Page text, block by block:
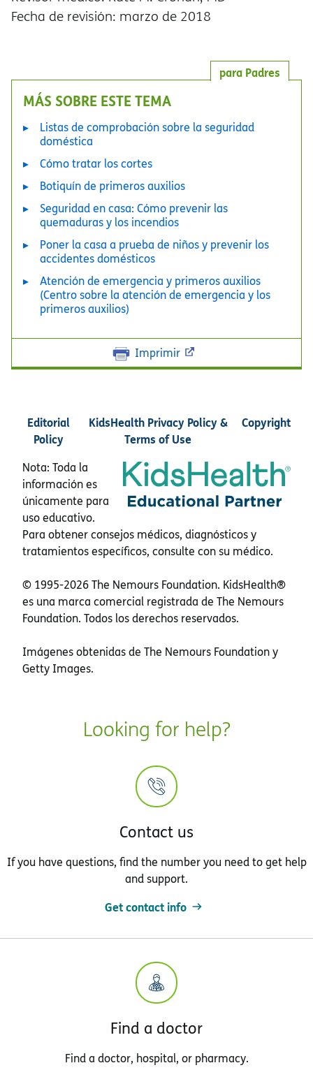
Fecha de revisión: marzo de 2018
para Padres
MÁS SOBRE ESTE TEMA
Listas de comprobación sobre la seguridad
doméstica
Cómo tratar los cortes
Botiquín de primeros auxilios
Seguridad en casa: Cómo prevenir las
quemaduras y los incendios
Poner la casa a prueba de niños y prevenir los
accidentes domésticos
Atención de emergencia y primeros auxilios
(Centro sobre la atención de emergencia y los
primeros auxilios)
Imprimir
Editorial
Policy
KidsHealth Privacy Policy &
Terms of Use
Copyright
Nota: Toda la
información es
únicamente para
uso educativo.
Para obtener consejos médicos, diagnósticos y
tratamientos específicos, consulte con su médico.
© 1995-2026 The Nemours Foundation. KidsHealth®
es una marca comercial registrada de The Nemours
Foundation. Todos los derechos reservados.
Imágenes obtenidas de The Nemours Foundation y
Getty Images.
Looking for help?
Contact us
If you have questions, find the number you need to get help
and support.
Get contact info
Find a doctor
Find a doctor, hospital, or pharmacy.